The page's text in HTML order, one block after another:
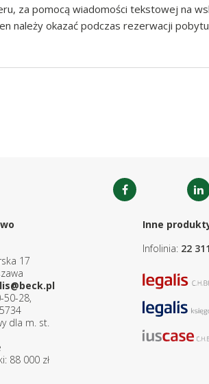
za pomocą wiadomości tekstowej na
należy okazać podczas rezerwacji
17
50-28,
dla m. st.
88 000 zł
Inne
Infolinia: 22